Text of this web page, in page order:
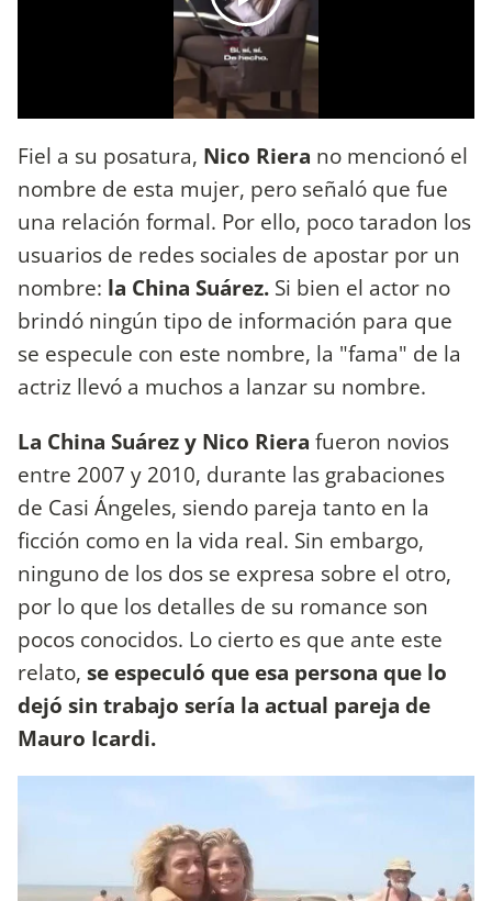
Fiel a su posatura, Nico Riera no mencionó el
nombre de esta mujer, pero señaló que fue
una relación formal. Por ello, poco taradon los
usuarios de redes sociales de apostar por un
nombre: la China Suárez. Si bien el actor no
brindó ningún tipo de información para que
se especule con este nombre, la "fama" de la
actriz llevó a muchos a lanzar su nombre.
La China Suárez y Nico Riera fueron novios
entre 2007 y 2010, durante las grabaciones
de Casi Ángeles, siendo pareja tanto en la
ficción como en la vida real. Sin embargo,
ninguno de los dos se expresa sobre el otro,
por lo que los detalles de su romance son
pocos conocidos. Lo cierto es que ante este
relato, se especuló que esa persona que lo
dejó sin trabajo sería la actual pareja de
Mauro Icardi.